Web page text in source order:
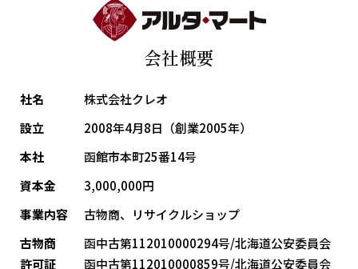
会社概要
社名
株式会社クレオ
設立
2008年4月8日（創業2005年）
本社
函館市本町25番14号
資本金
3,000,000円
事業内容
古物商、リサイクルショップ
古物商
許可証
函中古第112010000294号/北海道公安委員会
函中古第112010000859号/北海道公安委員会